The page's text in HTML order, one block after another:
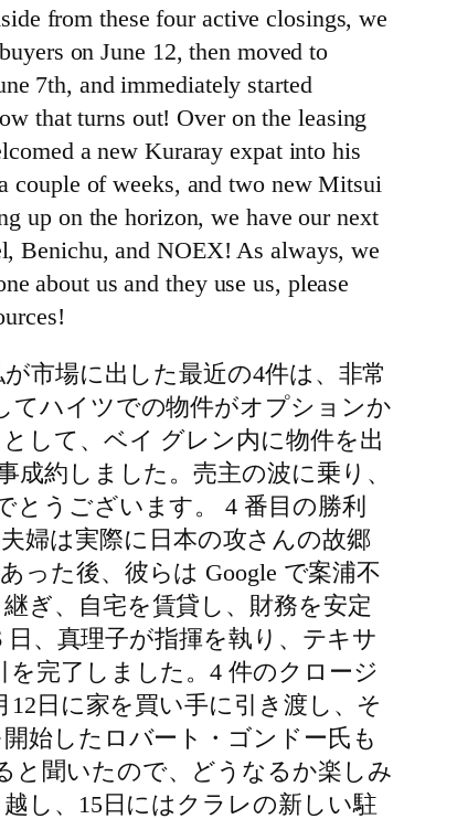
from these four active closings, we
on June 12, then moved to
7th, and immediately started
that turns out! Over on the leasing
a new Kuraray expat into his
couple of weeks, and two new Mitsui
up on the horizon, we have our next
Benichu, and NOEX! As always, we
about us and they use us, please
市場に出した最近の4件は、非常
てハイツでの物件がオプションか
して、ベイ グレン内に物件を出
約しました。売主の波に乗り、
うございます。 4 番目の勝利
婦は実際に日本の攻さんの故郷
った後、彼らは Google で案浦不
ぎ、自宅を賃貸し、財務を安定
、真理子が指揮を執り、テキサ
完了しました。4 件のクロージ
日に家を買い手に引き渡し、そ
始したロバート・ゴンドー氏も
と聞いたので、どうなるか楽しみ
し、15日にはクラレの新しい駐